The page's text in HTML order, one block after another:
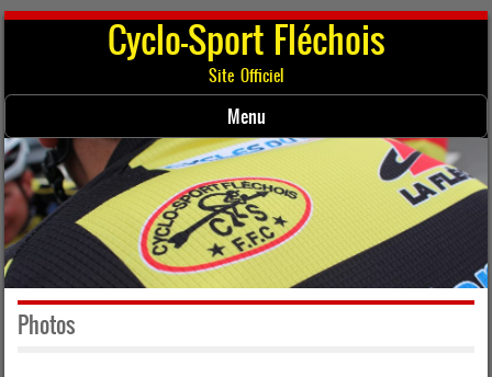
Cyclo-Sport Fléchois
Site Officiel
Menu
Skip to content
Photos